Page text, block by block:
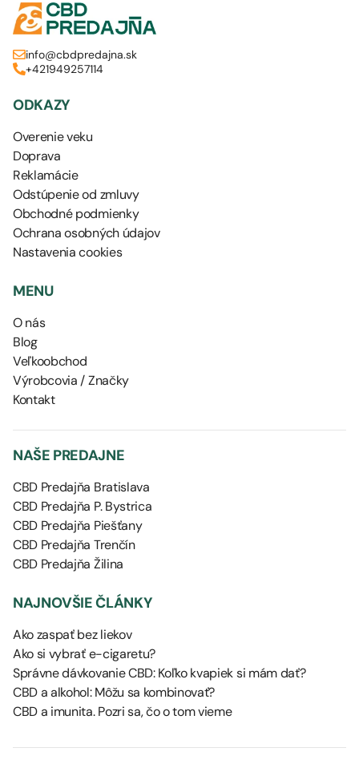
info@cbdpredajna.sk
+421949257114
ODKAZY
Overenie veku
Doprava
Reklamácie
Odstúpenie od zmluvy
Obchodné podmienky
Ochrana osobných údajov
Nastavenia cookies
MENU
O nás
Blog
Veľkoobchod
Výrobcovia / Značky
Kontakt
NAŠE PREDAJNE
CBD Predajňa Bratislava
CBD Predajňa P. Bystrica
CBD Predajňa Piešťany
CBD Predajňa Trenčín
CBD Predajňa Žilina
NAJNOVŠIE ČLÁNKY
Ako zaspať bez liekov
Ako si vybrať e-cigaretu?
Správne dávkovanie CBD: Koľko kvapiek si mám dať?
CBD a alkohol: Môžu sa kombinovať?
CBD a imunita. Pozri sa, čo o tom vieme